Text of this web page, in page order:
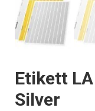
Etikett
Silver